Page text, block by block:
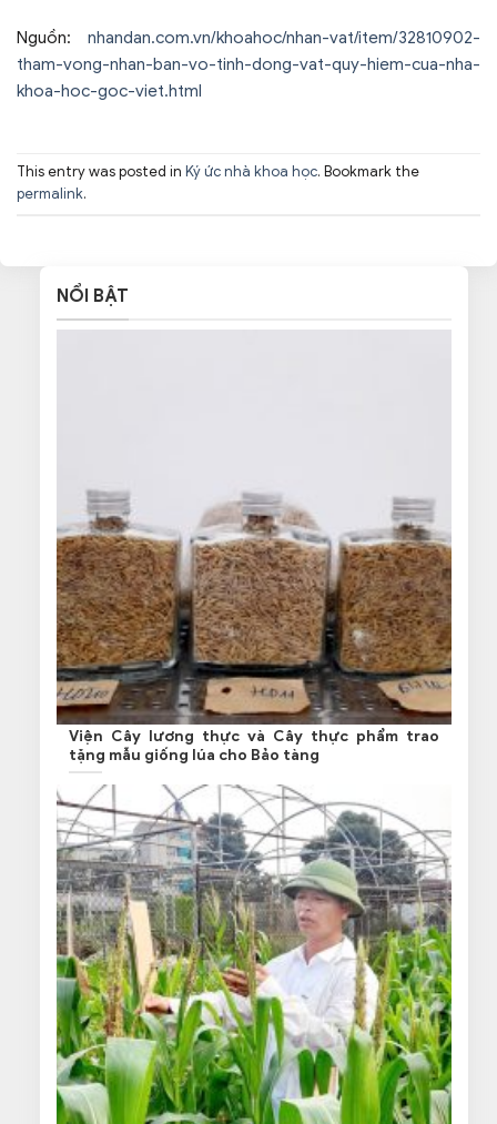
Nguồn: nhandan.com.vn/khoahoc/nhan-vat/item/32810902-
tham-vong-nhan-ban-vo-tinh-dong-vat-quy-hiem-cua-nha-
khoa-hoc-goc-viet.html
This entry was posted in Ký ức nhà khoa học. Bookmark the
permalink.
NỔI BẬT
Viện Cây lương thực và Cây thực phẩm trao
tặng mẫu giống lúa cho Bảo tàng